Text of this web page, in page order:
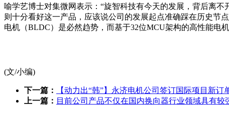
喻学艺博士对集微网表示：“旋智科技有今天的发展，背后离
则十分看好这一产品，应该说公司的发展起点准确踩在历史节
电机（BLDC）是必然趋势，而基于32位MCU架构的高性能电
(文/小编)
下一篇：
【动力出“韩”】永济电机公司签订国际项目新订
上一篇： 目前公司产品不仅在国内换向器行业领域具有